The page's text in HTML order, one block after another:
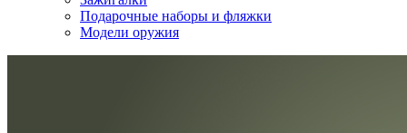
Подарочные наборы и фляжки
Модели оружия